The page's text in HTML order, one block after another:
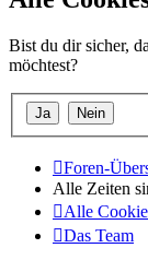
Bist du dir sicher,
möchtest?
Foren-
Alle Zeiten
Alle
Das Team